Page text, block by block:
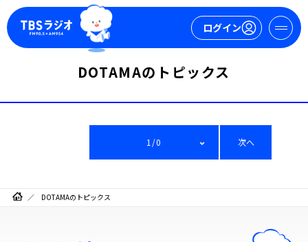
ログイン
DOTAMAのトピックス
1/0 次へ
DOTAMAのトピックス